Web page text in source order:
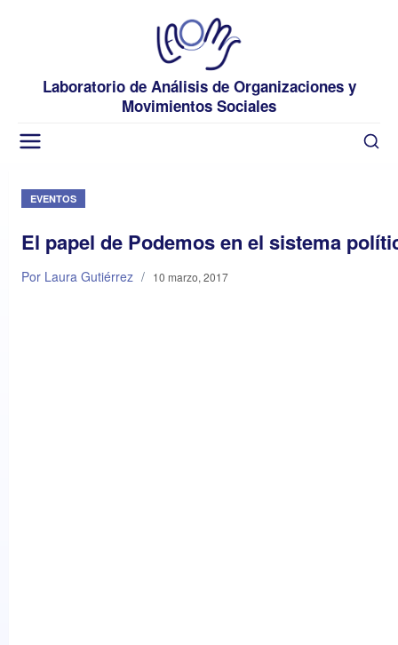
Laboratorio de Análisis de Organizaciones y
Movimientos Sociales
EVENTOS
El papel de Podemos en el sistema
Por Laura Gutiérrez / 10 marzo, 2017